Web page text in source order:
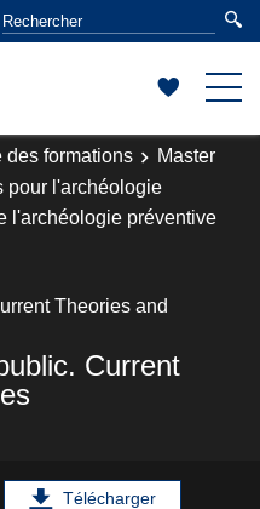
des formations
Master
pour l'archéologie
l'archéologie préventive
Theories and
Current
Télécharger